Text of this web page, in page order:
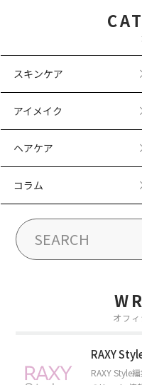
スキンケア
アイメイク
ヘアケア
コラム
オフ
RAXY
RAXY Style